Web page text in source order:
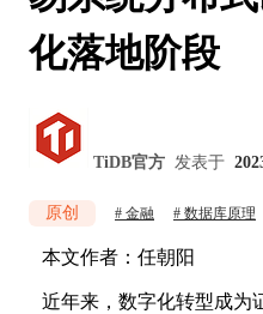
化落地阶段
TiDB官方 发表于
原创 金融 数据库原理
本文作者：任朝阳
近年来，数字化转型成为